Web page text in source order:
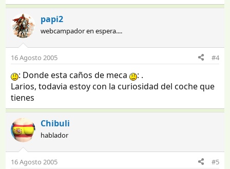
papi2
webcampador en espera....
16 Agosto 2005 #4
: Donde esta caños de meca
: .
Larios, todavia estoy con la curiosidad del coche que
tienes
Chibuli
hablador
16 Agosto 2005 #5